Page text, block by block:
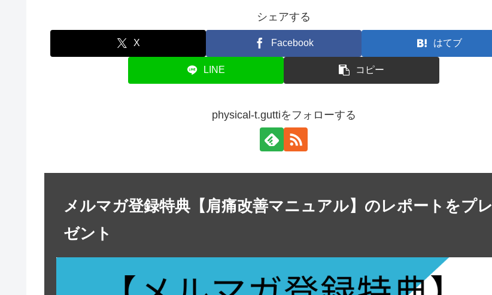
シェアする
X Facebook はてブ
LINE コピー
physical-t.guttiをフォローする
メルマガ登録特典【肩痛改善マニュアル】のレポートをプレ
ゼント